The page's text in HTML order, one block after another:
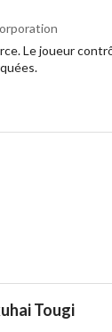
Le joueur
Tougi